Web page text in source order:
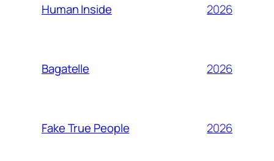
Human Inside 2026
Bagatelle 2026
Fake True People 2026